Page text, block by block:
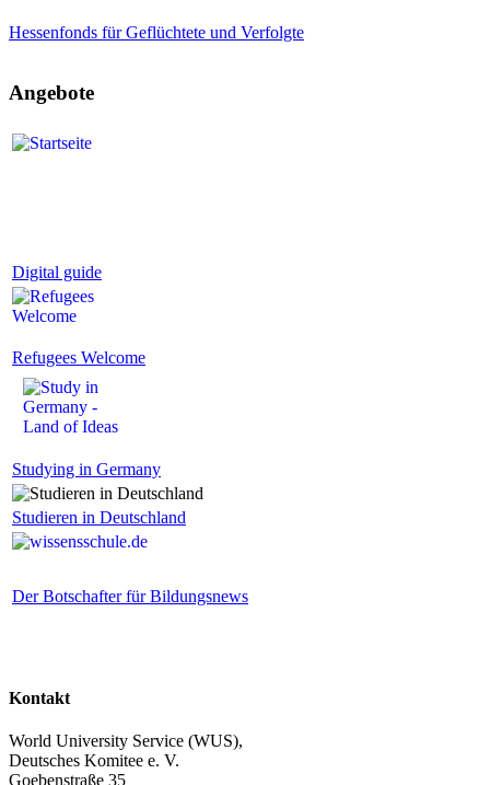
Hessenfonds für Geflüchtete und Verfolgte
Angebote
Digital guide
Refugees Welcome
Studying in Germany
Studieren in Deutschland
Der Botschafter für Bildungsnews
Kontakt
World University Service (WUS),
Deutsches Komitee e. V.
Goebenstraße 35